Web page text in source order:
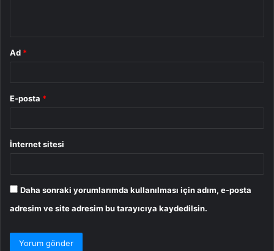
Ad *
E-posta *
İnternet sitesi
Daha sonraki yorumlarımda kullanılması için adım, e-posta
adresim ve site adresim bu tarayıcıya kaydedilsin.